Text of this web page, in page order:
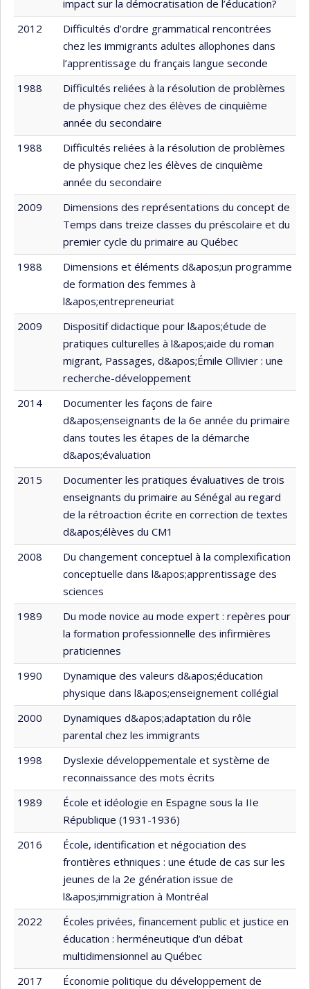
impact sur la démocratisation de l’éducation?
2012
Difficultés d’ordre grammatical rencontrées
chez les immigrants adultes allophones dans
l’apprentissage du français langue seconde
1988
Difficultés reliées à la résolution de problèmes
de physique chez des élèves de cinquième
année du secondaire
1988
Difficultés reliées à la résolution de problèmes
de physique chez les élèves de cinquième
année du secondaire
2009
Dimensions des représentations du concept de
Temps dans treize classes du préscolaire et du
premier cycle du primaire au Québec
1988
Dimensions et éléments d&apos;un programme
de formation des femmes à
l&apos;entrepreneuriat
2009
Dispositif didactique pour l&apos;étude de
pratiques culturelles à l&apos;aide du roman
migrant, Passages, d&apos;Émile Ollivier : une
recherche-développement
2014
Documenter les façons de faire
d&apos;enseignants de la 6e année du primaire
dans toutes les étapes de la démarche
d&apos;évaluation
2015
Documenter les pratiques évaluatives de trois
enseignants du primaire au Sénégal au regard
de la rétroaction écrite en correction de textes
d&apos;élèves du CM1
2008
Du changement conceptuel à la complexification
conceptuelle dans l&apos;apprentissage des
sciences
1989
Du mode novice au mode expert : repères pour
la formation professionnelle des infirmières
praticiennes
1990
Dynamique des valeurs d&apos;éducation
physique dans l&apos;enseignement collégial
2000
Dynamiques d&apos;adaptation du rôle
parental chez les immigrants
1998
Dyslexie développementale et système de
reconnaissance des mots écrits
1989
École et idéologie en Espagne sous la IIe
République (1931-1936)
2016
École, identification et négociation des
frontières ethniques : une étude de cas sur les
jeunes de la 2e génération issue de
l&apos;immigration à Montréal
2022
Écoles privées, financement public et justice en
éducation : herméneutique d’un débat
multidimensionnel au Québec
2017
Économie politique du développement de